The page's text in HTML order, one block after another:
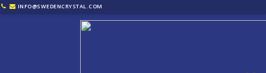
INFO@SWEDENCRYSTAL.COM